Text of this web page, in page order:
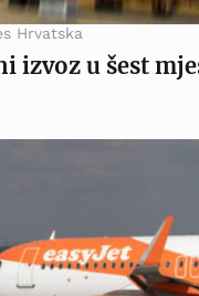
Hrvatska
izvoz u šest